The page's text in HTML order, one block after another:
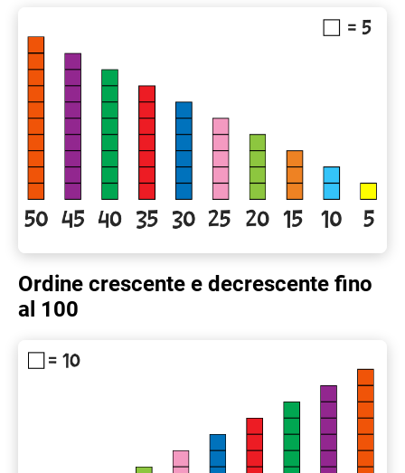
Ordine crescente e decrescente fino
al 100